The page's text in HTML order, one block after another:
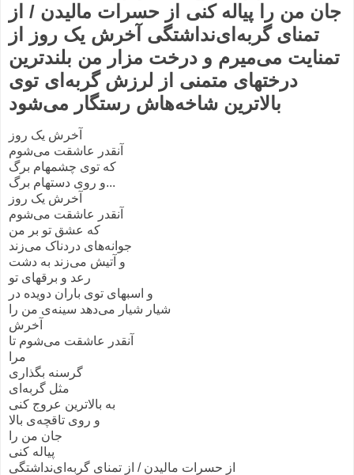
جان من را پیاله کنی از حسرات مالیدن / از
تمنای گربه‌ای‌نداشتگی آخرش یک روز از
تمنایت می‌میرم و درخت مزار من بلندترین
درختهای متمنی از لرزش گربه‌ای توی
بالاترین شاخه‌هاش رستگار می‌شود
آخرش یک روز
آنقدر عاشقت می‌شوم
که توی چشمهام برگ
و روی دستهام برگ‌‌...
آخرش یک روز
آنقدر عاشقت می‌شوم
که عشق تو بر من
جوانه‌های دردناک می‌زند
و آتیش می‌زند به دشت
رعد و برقهای تو
و اسبهای توی باران دویده در
شیار شیار می‌دهد سینه‌ی من را
آخرش
آنقدر عاشقت می‌شوم تا
مرا
گرسنه بگذاری
مثل گربه‌ای
به بالاترین عروج کنی
و روی تاقچه‌ی بالا
جان من را
پیاله کنی
از حسرات مالیدن / از تمنای گربه‌ای‌نداشتگی